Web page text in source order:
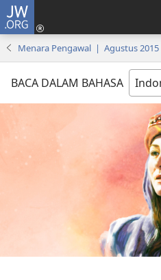
JW.ORG
Menara Pengawal | Agustus 2015
BACA DALAM BAHASA